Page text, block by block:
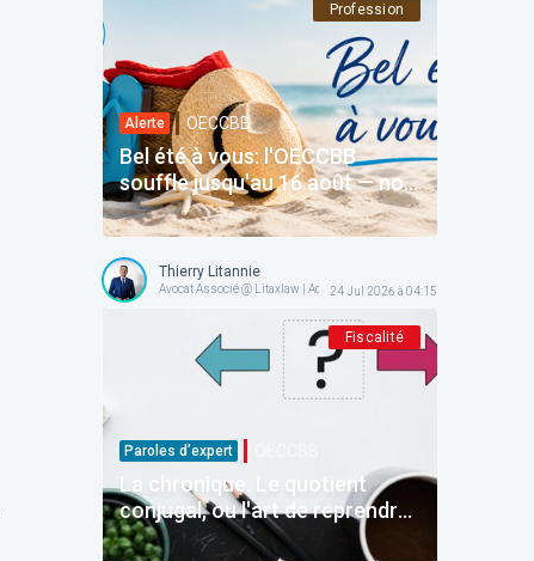
Profession
Alerte OECCBB
Bel été à vous: l'OECCBB
souffle jusqu'au 16 août — nos
services en ligne restent avec
vous
Thierry Litannie
Avocat Associé @ Litaxlaw | Administrateur @ OECCBB
24 Jul 2026 à 04:15
Fiscalité
Paroles d’expert
La chronique. Le quotient
conjugal, ou l'art de reprendre
avant d'avoir donné